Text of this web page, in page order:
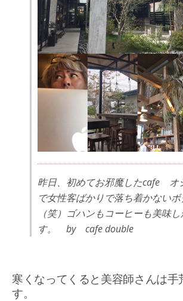
昨日、初めてお邪魔したcafe オ
で女性客ばかりで落ち着かない
（笑）ゴハンもコーヒーも美味
す。 by cafe double
寒くなってくると美容師さんは手
す。